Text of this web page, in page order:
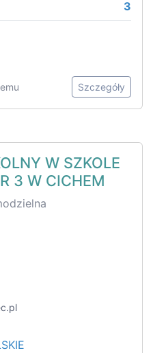
3
Szczegóły
W SZKOLE
3 W CICHEM